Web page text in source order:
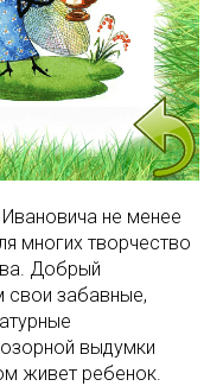
не менее
многих творчество
Добрый
свои забавные,
выдумки
живет ребенок.